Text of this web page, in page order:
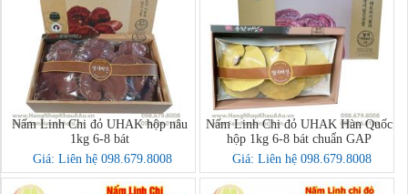
Nấm Linh Chi đỏ UHAK hộp nâu
1kg 6-8 bát
Giá: Liên hệ 098.679.8008
Nấm Linh Chi đỏ UHAK Hàn Quốc
hộp 1kg 6-8 bát chuẩn GAP
Giá: Liên hệ 098.679.8008